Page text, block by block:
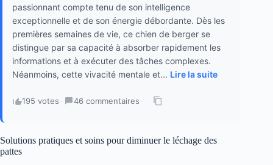
passionnant compte tenu de son intelligence
exceptionnelle et de son énergie débordante. Dès les
premières semaines de vie, ce chien de berger se
distingue par sa capacité à absorber rapidement les
informations et à exécuter des tâches complexes.
Néanmoins, cette vivacité mentale et... Lire la suite
195 votes · 46 commentaires ·
Solutions pratiques et soins pour diminuer le léchage des
pattes